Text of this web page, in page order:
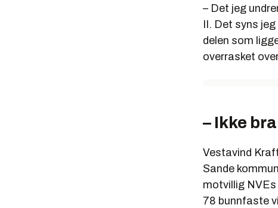
– Det jeg
II. Det syns
delen som
overrasket
– Ikke
Vestavind
Sande
motvillig
78 bunnfaste